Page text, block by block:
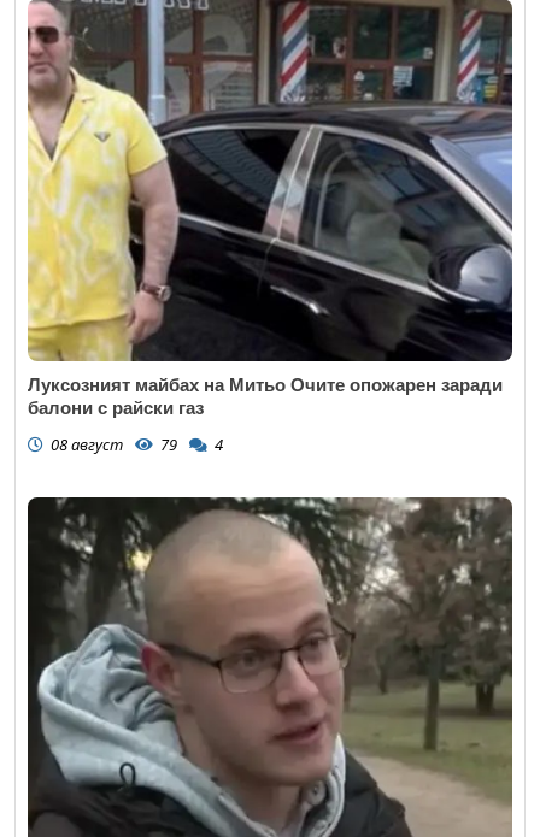
Луксозният майбах на Митьо Очите опожарен заради
балони с райски газ
08 август 79 4